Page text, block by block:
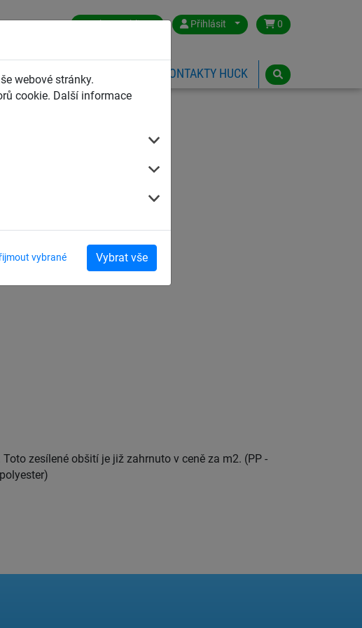
webové stránky.
cookie. Další informace
vybrané Vybrat vše
Czech Republic Přihlásit 0
HŘIŠTĚ KONTAKTY HUCK